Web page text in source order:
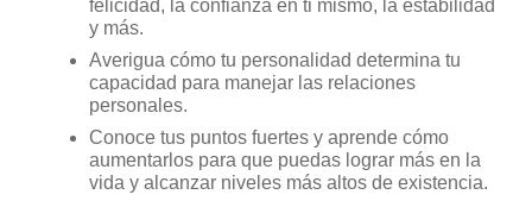
felicidad, la confianza en ti mismo, la estabilidad
y más.
Averigua cómo tu personalidad determina tu
capacidad para manejar las relaciones
personales.
Conoce tus puntos fuertes y aprende cómo
aumentarlos para que puedas lograr más en la
vida y alcanzar niveles más altos de existencia.